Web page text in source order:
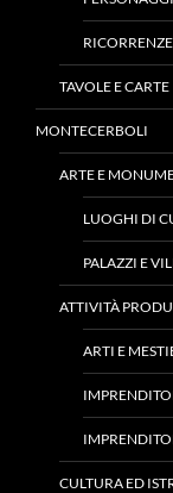
RICORRENZE
TAVOLE E CARTE
MONTECERBOLI
ARTE E
LUOGHI DI
PALAZZI E
ATTIVITÀ
ARTI E
CULTURA ED